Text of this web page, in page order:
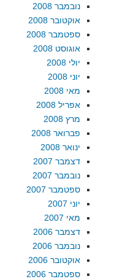
נובמבר 2008
אוקטובר 2008
ספטמבר 2008
אוגוסט 2008
יולי 2008
יוני 2008
מאי 2008
אפריל 2008
מרץ 2008
פברואר 2008
ינואר 2008
דצמבר 2007
נובמבר 2007
ספטמבר 2007
יוני 2007
מאי 2007
דצמבר 2006
נובמבר 2006
אוקטובר 2006
ספטמבר 2006